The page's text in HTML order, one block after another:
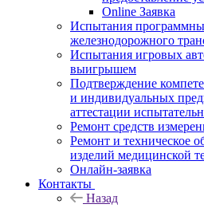
Online Заявка
Испытания
железнодорожного
Испытания игровых
выигрышем
Подтверждение
и индивидуальных
аттестации
Ремонт средств
Ремонт и техническое
изделий медицинской
Онлайн-заявка
Контакты
Назад